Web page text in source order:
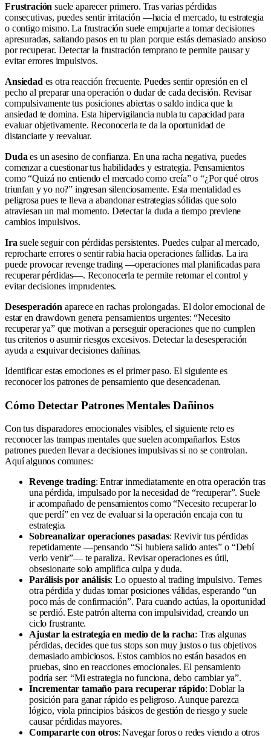
Frustración suele aparecer primero. Tras varias pérdidas
consecutivas, puedes sentir irritación —hacia el mercado, tu estrategia
o contigo mismo. La frustración suele empujarte a tomar decisiones
apresuradas, saltando pasos en tu plan porque estás demasiado ansioso
por recuperar. Detectar la frustración temprano te permite pausar y
evitar errores impulsivos.
Ansiedad es otra reacción frecuente. Puedes sentir opresión en el
pecho al preparar una operación o dudar de cada decisión. Revisar
compulsivamente tus posiciones abiertas o saldo indica que la
ansiedad te domina. Esta hipervigilancia nubla tu capacidad para
evaluar objetivamente. Reconocerla te da la oportunidad de
distanciarte y reevaluar.
Duda es un asesino de confianza. En una racha negativa, puedes
comenzar a cuestionar tus habilidades y estrategia. Pensamientos
como “Quizá no entiendo el mercado como creía” o “¿Por qué otros
triunfan y yo no?” ingresan silenciosamente. Esta mentalidad es
peligrosa pues te lleva a abandonar estrategias sólidas que solo
atraviesan un mal momento. Detectar la duda a tiempo previene
cambios impulsivos.
Ira suele seguir con pérdidas persistentes. Puedes culpar al mercado,
reprocharte errores o sentir rabia hacia operaciones fallidas. La ira
puede provocar revenge trading —operaciones mal planificadas para
recuperar pérdidas—. Reconocerla te permite retomar el control y
evitar decisiones imprudentes.
Desesperación aparece en rachas prolongadas. El dolor emocional de
estar en drawdown genera pensamientos urgentes: “Necesito
recuperar ya” que motivan a perseguir operaciones que no cumplen
tus criterios o asumir riesgos excesivos. Detectar la desesperación
ayuda a esquivar decisiones dañinas.
Identificar estas emociones es el primer paso. El siguiente es
reconocer los patrones de pensamiento que desencadenan.
Cómo Detectar Patrones Mentales Dañinos
Con tus disparadores emocionales visibles, el siguiente reto es
reconocer las trampas mentales que suelen acompañarlos. Estos
patrones pueden llevar a decisiones impulsivas si no se controlan.
Aquí algunos comunes:
Revenge trading: Entrar inmediatamente en otra operación tras
una pérdida, impulsado por la necesidad de “recuperar”. Suele
ir acompañado de pensamientos como “Necesito recuperar lo
que perdí” en vez de evaluar si la operación encaja con tu
estrategia.
Sobreanalizar operaciones pasadas: Revivir tus pérdidas
repetidamente —pensando “Si hubiera salido antes” o “Debí
verlo venir”— te paraliza. Revisar operaciones es útil,
obsesionarte solo amplifica culpa y duda.
Parálisis por análisis: Lo opuesto al trading impulsivo. Temes
otra pérdida y dudas tomar posiciones válidas, esperando “un
poco más de confirmación”. Para cuando actúas, la oportunidad
se perdió. Este patrón alterna con impulsividad, creando un
ciclo frustrante.
Ajustar la estrategia en medio de la racha: Tras algunas
pérdidas, decides que tus stops son muy justos o tus objetivos
demasiado ambiciosos. Estos cambios no están basados en
pruebas, sino en reacciones emocionales. El pensamiento
podría ser: “Mi estrategia no funciona, debo cambiar ya”.
Incrementar tamaño para recuperar rápido: Doblar la
posición para ganar rápido es peligroso. Aunque parezca
lógico, viola principios básicos de gestión de riesgo y suele
causar pérdidas mayores.
Compararte con otros: Navegar foros o redes viendo a otros